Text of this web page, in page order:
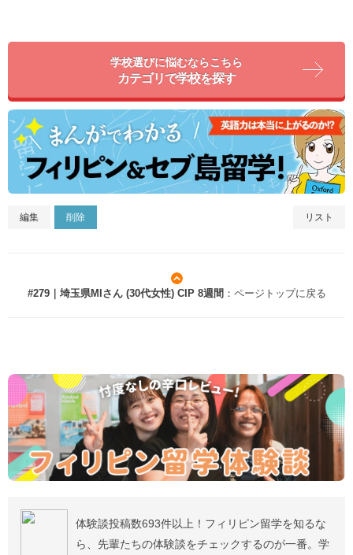
学校選びに悩むならこちら
カテゴリで学校を探す
編集 削除 リスト
#279｜埼玉県MIさん (30代女性) CIP 8週間 ：ページトップに戻る
体験談投稿数693件以上！フィリピン留学を知るな
ら、先輩たちの体験談をチェックするのが一番。学